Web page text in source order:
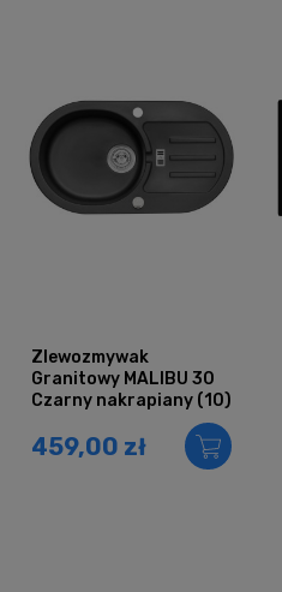
Zlewozmywak
Granitowy MALIBU 30
Czarny nakrapiany (10)
459,00 zł